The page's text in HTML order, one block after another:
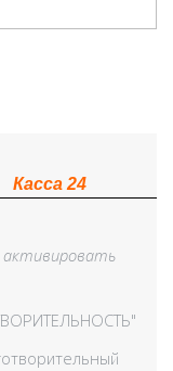
Касса 24
активировать